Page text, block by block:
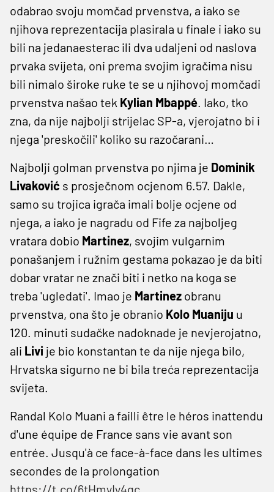
odabrao svoju momčad prvenstva, a iako se
njihova reprezentacija plasirala u finale i iako su
bili na jedanaesterac ili dva udaljeni od naslova
prvaka svijeta, oni prema svojim igračima nisu
bili nimalo široke ruke te se u njihovoj momčadi
prvenstva našao tek Kylian Mbappé. Iako, tko
zna, da nije najbolji strijelac SP-a, vjerojatno bi i
njega 'preskočili' koliko su razočarani…
Najbolji golman prvenstva po njima je Dominik
Livaković s prosječnom ocjenom 6.57. Dakle,
samo su trojica igrača imali bolje ocjene od
njega, a iako je nagradu od Fife za najboljeg
vratara dobio Martinez, svojim vulgarnim
ponašanjem i ružnim gestama pokazao je da biti
dobar vratar ne znači biti i netko na koga se
treba 'ugledati'. Imao je Martinez obranu
prvenstva, ona što je obranio Kolo Muaniju u
120. minuti sudačke nadoknade je nevjerojatno,
ali Livi je bio konstantan te da nije njega bilo,
Hrvatska sigurno ne bi bila treća reprezentacija
svijeta.
Randal Kolo Muani a failli être le héros inattendu
d'une équipe de France sans vie avant son
entrée. Jusqu'à ce face-à-face dans les ultimes
secondes de la prolongation
https://t.co/6tHmyIy4qc